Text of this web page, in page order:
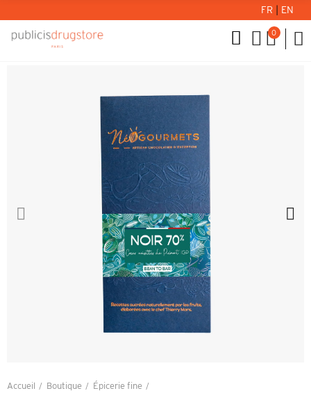
FR EN
0
Accueil Boutique Épicerie fine